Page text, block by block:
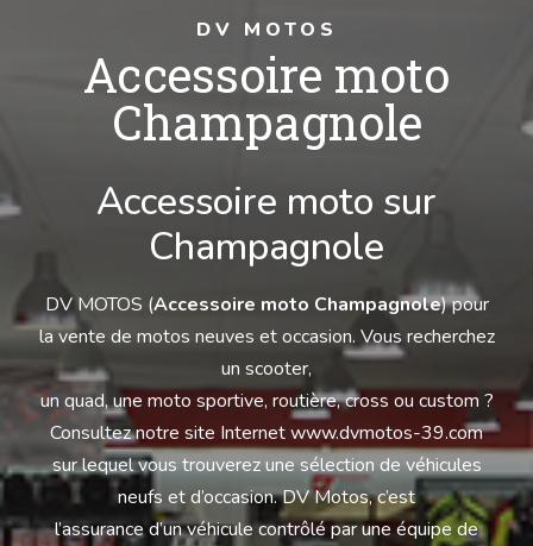
DV MOTOS
Accessoire moto
Champagnole
Accessoire moto sur
Champagnole
DV MOTOS (Accessoire moto Champagnole) pour
la vente de motos neuves et occasion. Vous recherchez
un scooter,
un quad, une moto sportive, routière, cross ou custom ?
Consultez notre site Internet www.dvmotos-39.com
sur lequel vous trouverez une sélection de véhicules
neufs et d’occasion. DV Motos, c’est
l’assurance d’un véhicule contrôlé par une équipe de